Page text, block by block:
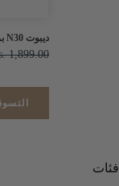
ديبوت N30 برو أومني
1,899.00
فئات